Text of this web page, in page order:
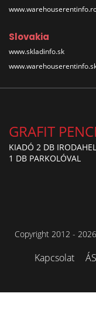
Slovakia
www.skladinfo.sk
GRAFIT
KIADÓ 2 DB
1 DB PARKOLÓVAL
Copyright 2012 -
Kapcsolat